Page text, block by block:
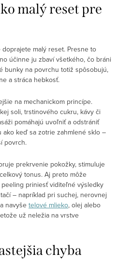
malý reset pre
malý reset. Presne to
účinne ju zbaví všetkého, čo bráni
bunky na povrchu totiž spôsobujú,
a stráca hebkosť.
na mechanickom princípe.
soli, trstinového cukru, kávy či
pomáhajú uvoľniť a odstrániť
keď sa zotrie zahmlené sklo –
povrch.
prekrvenie pokožky, stimuluje
tonus. Aj preto môže
priniesť viditeľné výsledky
– napríklad pri suchej, nerovnej
navyšetelové mlieko, olej alebo
už neležia na vrstve
chyba